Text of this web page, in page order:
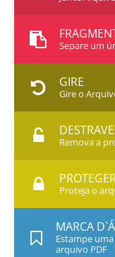
Separe um
GIRE
Gire o
DESTRAVE
Remova a
Proteja o
MARCA
Estampe
arquivo PDF